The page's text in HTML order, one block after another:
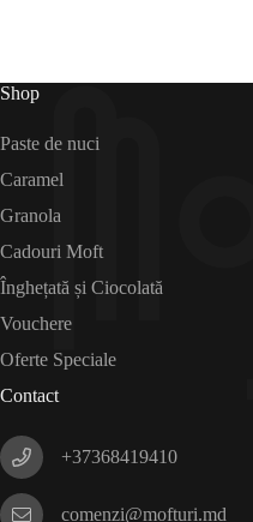
Shop
Paste de nuci
Caramel
Granola
Cadouri Moft
Înghețată și Ciocolată
Vouchere
Oferte Speciale
Contact
+37368419410
comenzi@mofturi.md